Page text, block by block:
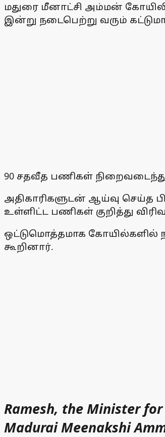
மதுரை மீனாட்சி அம்மன்
இன்று நடைபெற்று வரும்
90 சதவீத பணிகள்
அதிகாரிகளுடன் ஆய்வு செய்த
உள்ளிட்ட பணிகள் குறித்து
ஒட்டுமொத்தமாக கோயில்களில்
கூறினார்.
Ramesh, the Minister
Madurai Meenakshi